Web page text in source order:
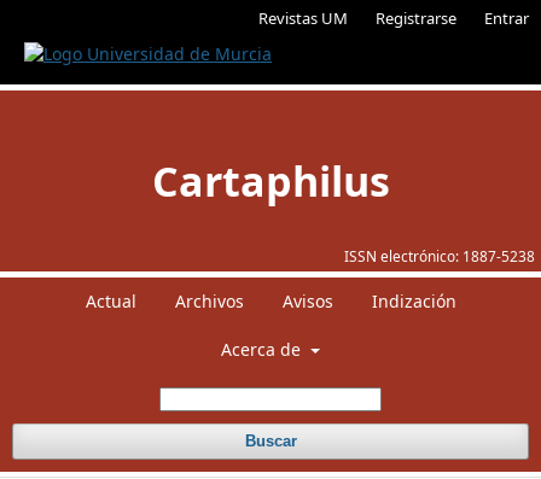
Revistas UM Registrarse Entrar
ISSN electrónico: 1887-5238
Cartaphilus
Actual Archivos Avisos Indización
Acerca de
Buscar